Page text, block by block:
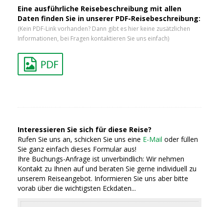
Eine ausführliche Reisebeschreibung mit allen
Daten finden Sie in unserer PDF-Reisebeschreibung:
(Kein PDF-Link vorhanden? Dann gibt es hier keine zusätzlichen
Informationen, bei Fragen kontaktieren Sie uns einfach)
Interessieren Sie sich für diese Reise?
Rufen Sie uns an, schicken Sie uns eine E-Mail oder füllen
Sie ganz einfach dieses Formular aus!
Ihre Buchungs-Anfrage ist unverbindlich: Wir nehmen
Kontakt zu Ihnen auf und beraten Sie gerne individuell zu
unserem Reiseangebot. Informieren Sie uns aber bitte
vorab über die wichtigsten Eckdaten...